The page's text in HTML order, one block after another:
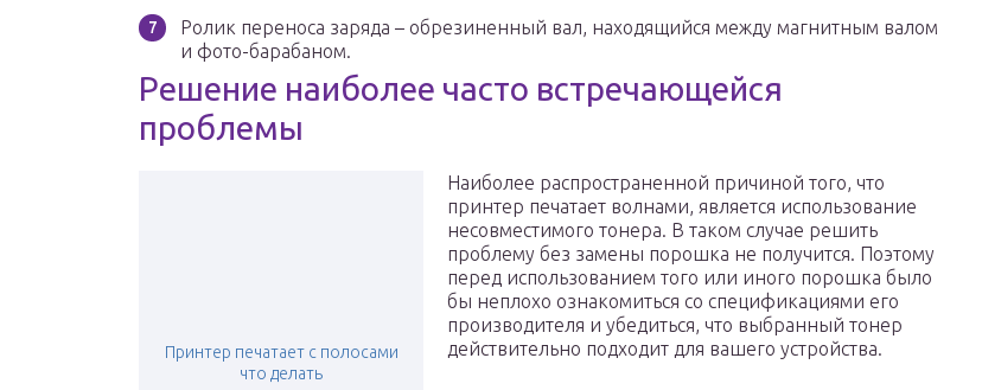
Ролик переноса заряда – обрезиненный вал, находящийся между магнитным валом
и фото-барабаном.
Решение наиболее часто встречающейся
проблемы
Принтер печатает с полосами
что делать
Наиболее распространенной причиной того, что
принтер печатает волнами, является использование
несовместимого тонера. В таком случае решить
проблему без замены порошка не получится. Поэтому
перед использованием того или иного порошка было
бы неплохо ознакомиться со спецификациями его
производителя и убедиться, что выбранный тонер
действительно подходит для вашего устройства.